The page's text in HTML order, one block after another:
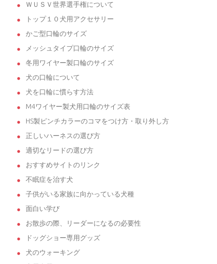
ＷＵＳＶ世界選手権について
トップ１０犬用アクセサリー
かご型口輪のサイズ
メッシュタイプ口輪のサイズ
冬用ワイヤー製口輪のサイズ
犬の口輪について
犬を口輪に慣らす方法
M4ワイヤー製犬用口輪のサイズ表
HS製ピンチカラーのコマをつけ方・取り外し方
正しいハーネスの選び方
適切なリードの選び方
おすすめサイトのリンク
不眠症を治す犬
子供がいる家族に向かっている犬種
面白い学び
お散歩の際、リーダーになるの必要性
ドッグショー専用グッズ
犬のウォーキング